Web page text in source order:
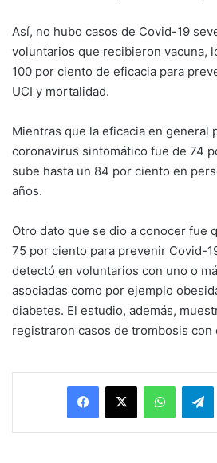
Así, no hubo casos de Covid-19
voluntarios que recibieron vacuna,
100 por ciento de eficacia para
UCI y mortalidad.
Mientras que la eficacia en general
coronavirus sintomático fue de 74
sube hasta un 84 por ciento en
años.
Otro dato que se dio a conocer fue
75 por ciento para prevenir Covid-
detectó en voluntarios con uno o
asociadas como por ejemplo
diabetes. El estudio, además,
registraron casos de trombosis
Facebook
X